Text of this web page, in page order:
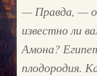
—Правда, —
известно ли
Амона?
плодородия.